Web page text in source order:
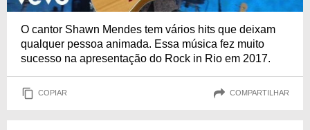
O cantor Shawn Mendes tem vários hits que deixam
qualquer pessoa animada. Essa música fez muito
sucesso na apresentação do Rock in Rio em 2017.
COPIAR COMPARTILHAR